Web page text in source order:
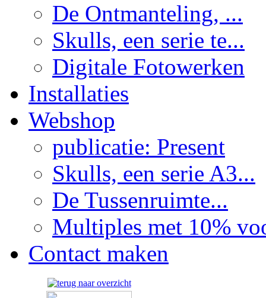
De Ontmanteling, ...
Skulls, een serie te...
Digitale Fotowerken
Installaties
Webshop
publicatie: Present
Skulls, een serie A3...
De Tussenruimte...
Multiples met 10%
Contact maken